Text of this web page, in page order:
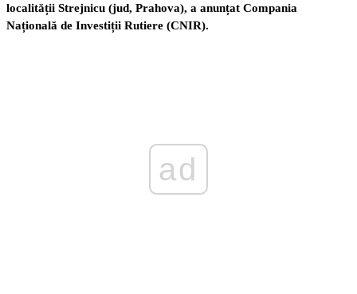
localității Strejnicu (jud, Prahova), a anunțat Compania
Națională de Investiții Rutiere (CNIR).
ad